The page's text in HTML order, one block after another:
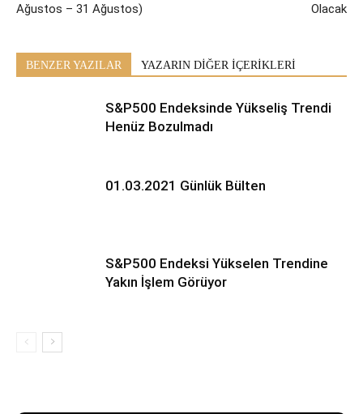
Ağustos – 31 Ağustos)
Olacak
BENZER YAZILAR YAZARIN DİĞER İÇERİKLERİ
S&P500 Endeksinde Yükseliş Trendi
Henüz Bozulmadı
01.03.2021 Günlük Bülten
S&P500 Endeksi Yükselen Trendine
Yakın İşlem Görüyor